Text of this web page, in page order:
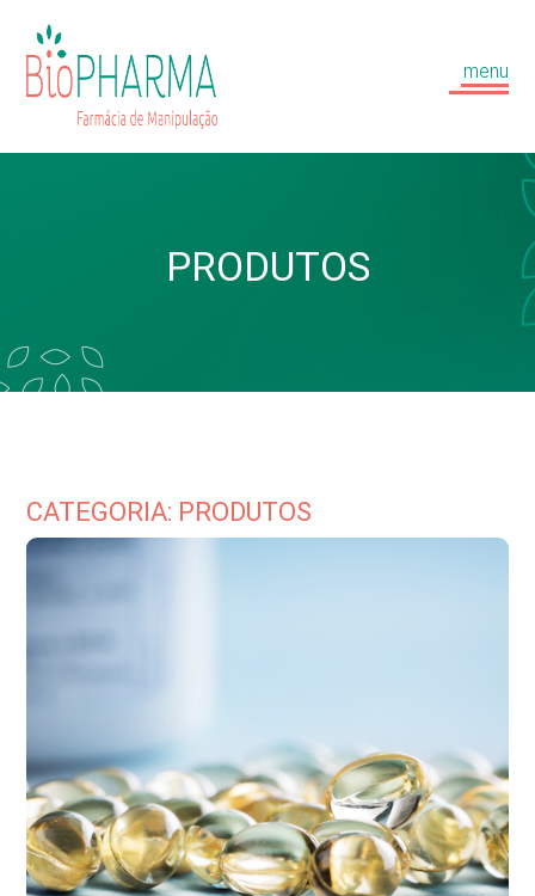
menu
PRODUTOS
CATEGORIA: PRODUTOS